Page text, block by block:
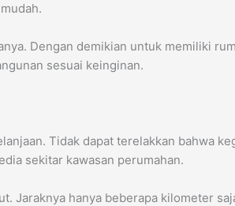
Dengan demikian untuk memiliki
sesuai keinginan.
Tidak dapat terelakkan bahwa
sekitar kawasan perumahan.
Jaraknya hanya beberapa kilometer